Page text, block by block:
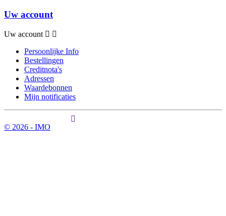
Uw account
Uw account
Persoonlijke Info
Bestellingen
Creditnota's
Adressen
Waardebonnen
Mijn notificaties
© 2026 - IMO